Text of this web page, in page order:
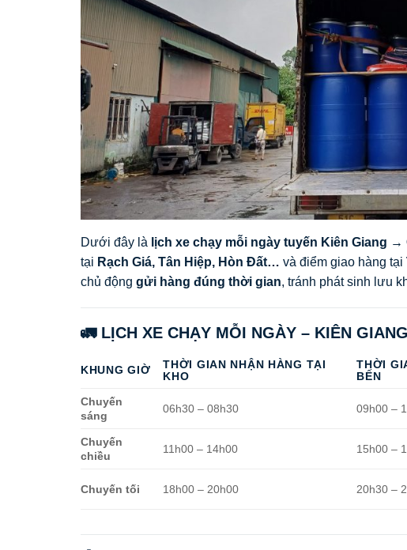
Dưới đây là lịch xe chạy mỗi ngày tuyến Kiên Giang →
tại Rạch Giá, Tân Hiệp, Hòn Đất… và điểm giao hàng tại
chủ động gửi hàng đúng thời gian, tránh phát sinh lưu
🚛 LỊCH XE CHẠY MỖI NGÀY – KIÊN
KHUNG GIỜ
THỜI GIAN NHẬN HÀNG TẠI
KHO
THỜI
BẾN
Chuyến
sáng
06h30 – 08h30 09h00 –
Chuyến
chiều
11h00 – 14h00 15h00 –
Chuyến tối 18h00 – 20h00 20h30 –